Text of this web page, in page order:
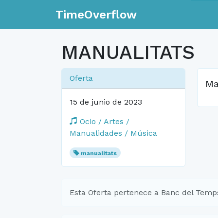
TimeOverflow
MANUALITATS
Oferta
15 de junio de 2023
Ocio / Artes /
Manualidades / Música
manualitats
Esta Oferta pertenece a Banc del